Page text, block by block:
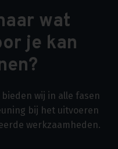
wat
je kan
wij in alle fasen
bij het uitvoeren
werkzaamheden.